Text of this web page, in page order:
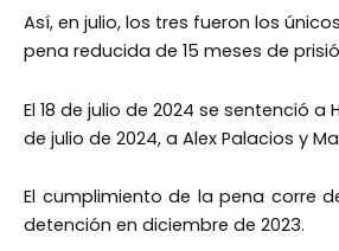
Así, en julio, los tres fueron los
pena reducida de 15 meses de
El 18 de julio de 2024 se sentenció a
de julio de 2024, a Alex Palacios y
El cumplimiento de la pena corre
detención en diciembre de 2023.